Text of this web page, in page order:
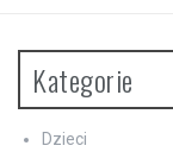
Kategorie
Dzieci